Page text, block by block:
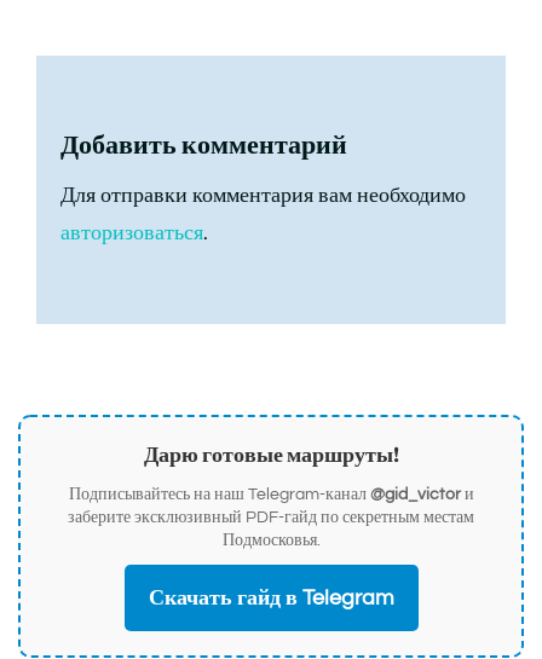
Добавить комментарий
Для отправки комментария вам необходимо
авторизоваться.
Дарю готовые маршруты!
Подписывайтесь на наш Telegram-канал @gid_victorи
заберите эксклюзивный PDF-гайд по секретным местам
Подмосковья.
Скачать гайд в Telegram